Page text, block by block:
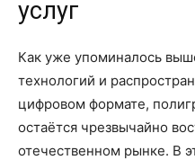
услуг
Как уже упоминалось
технологий и
цифровом формате,
остаётся чрезвычайно
отечественном рынке. В